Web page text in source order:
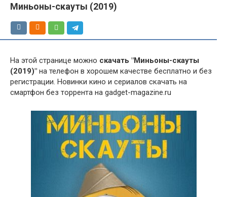
Миньоны-скауты (2019)
На этой странице можно скачать "Миньоны-скауты
(2019)" на телефон в хорошем качестве бесплатно и без
регистрации. Новинки кино и сериалов скачать на
смартфон без торрента на gadget-magazine.ru